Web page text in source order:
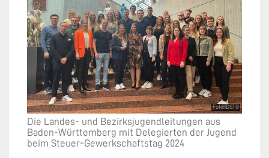
Foto: DSTG
Die Landes- und Bezirksjugendleitungen aus
Baden-Württemberg mit Delegierten der Jugend
beim Steuer-Gewerkschaftstag 2024